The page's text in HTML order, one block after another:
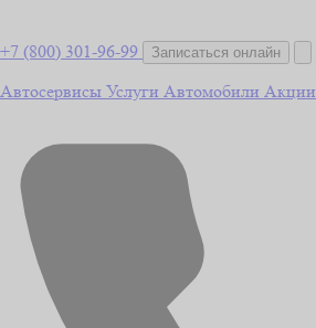
+7 (800) 301-96-99 Записаться онлайн
Автосервисы Услуги Автомобили Акции